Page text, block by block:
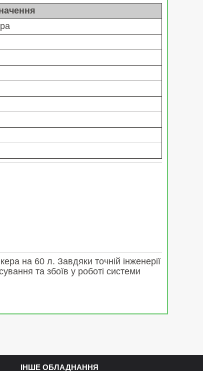
на 60 л. Завдяки точній інженерії
та збоїв у роботі системи
ІНШЕ ОБЛАДНАННЯ